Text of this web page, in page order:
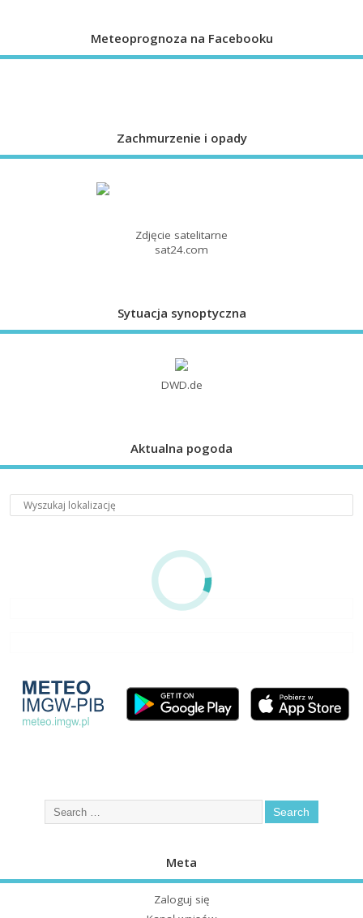
Meteoprognoza na Facebooku
Zachmurzenie i opady
Zdjęcie satelitarne
sat24.com
Sytuacja synoptyczna
DWD.de
Aktualna pogoda
Meta
Zaloguj się